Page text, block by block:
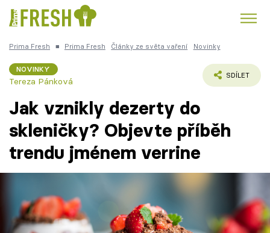
Česká kuchyně
Témata
Recepty
Články
Prima Fresh ■ Prima Fresh Články ze světa vaření Novinky
NOVINKY
Tereza Pánková
SDÍLET
Jak vznikly dezerty do
skleničky? Objevte příběh
trendu jménem verrine